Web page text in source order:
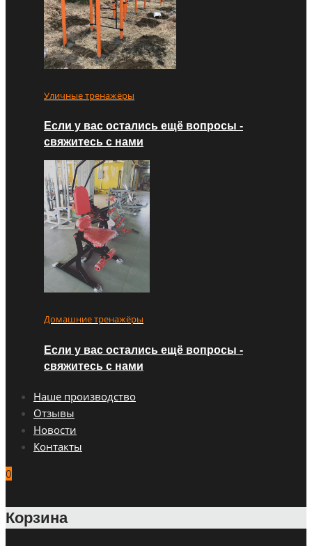
Уличные тренажёры
Если у вас остались ещё вопросы -
свяжитесь с нами
Домашние тренажёры
Если у вас остались ещё вопросы -
свяжитесь с нами
Наше производство
Отзывы
Новости
Контакты
0
Корзина